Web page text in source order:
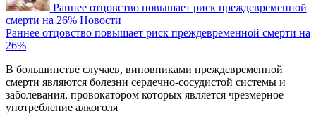
Раннее отцовство повышает риск преждевременной
смерти на 26% Новости
Раннее отцовство повышает риск преждевременной смерти на
26%
В большинстве случаев, виновниками преждевременной
смерти являются болезни сердечно-сосудистой системы и
заболевания, провокатором которых является чрезмерное
употребление алкоголя